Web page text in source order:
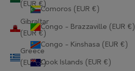
(EUR €)
Gibraltar
(EUR €)
Greece
(EUR €)
Comoros (EUR €)
Congo - Brazzaville (EUR €)
Congo - Kinshasa (EUR €)
Cook Islands (EUR €)